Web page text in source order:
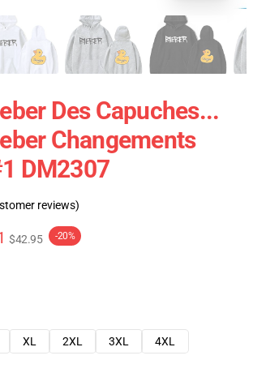
Des Capuches...
Changements
DM2307
reviews)
$42.95 -20%
XL 2XL 3XL
4XL